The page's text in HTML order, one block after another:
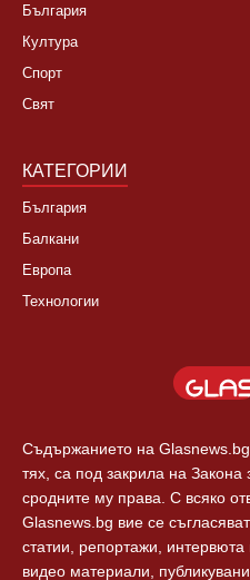
България
Култура
Спорт
Свят
КАТЕГОРИИ
България
Балкани
Европа
Технологии
Съдържанието на Glasnews.bg
тях, са под закрила на Закона
сродните му права. С всяко
Glasnews.bg вие се
статии, репортажи, интервюта
видео материали,